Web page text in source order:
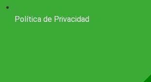
Política de Privacidad